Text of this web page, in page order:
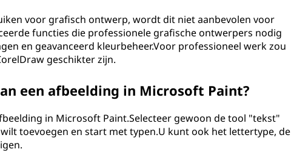
voor grafisch ontwerp, wordt dit niet aanbevolen voor
functies die professionele grafische ontwerpers nodig
en geavanceerd kleurbeheer.Voor professioneel werk zou
geschikter zijn.
een afbeelding in Microsoft Paint?
in Microsoft Paint.Selecteer gewoon de tool "tekst"
toevoegen en start met typen.U kunt ook het lettertype, de